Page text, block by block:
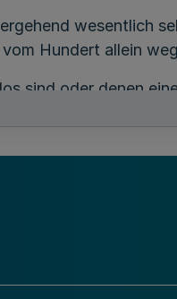
wesentlich
Hundert allein
sind oder denen
nach dem